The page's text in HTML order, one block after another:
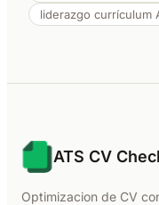
liderazgo currículum
ATS CV
Optimizacion de CV